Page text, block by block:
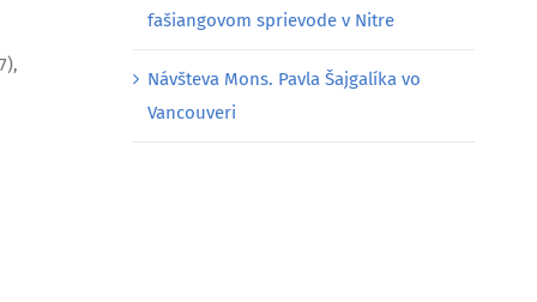
fašiangovom sprievode v Nitre
Návšteva Mons. Pavla Šajgalíka vo
Vancouveri